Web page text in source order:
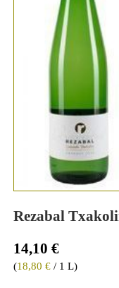
Rezabal
14,10 €
(18,80 €/ 1 L)